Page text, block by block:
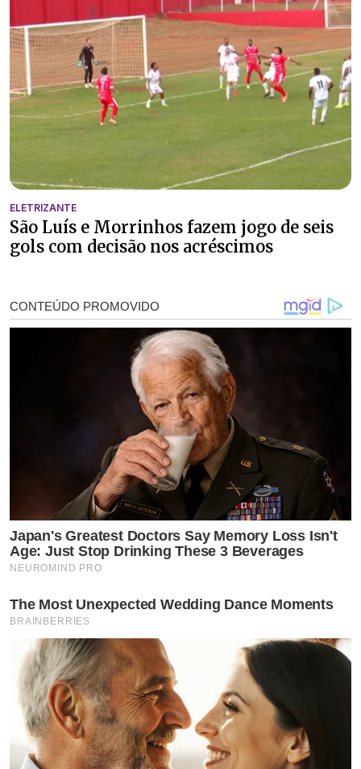
ELETRIZANTE
São Luís e Morrinhos fazem jogo de seis
gols com decisão nos acréscimos